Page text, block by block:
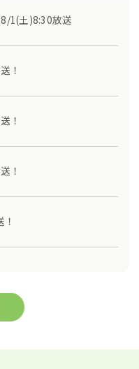
1(土)8:30放送
！
！
！